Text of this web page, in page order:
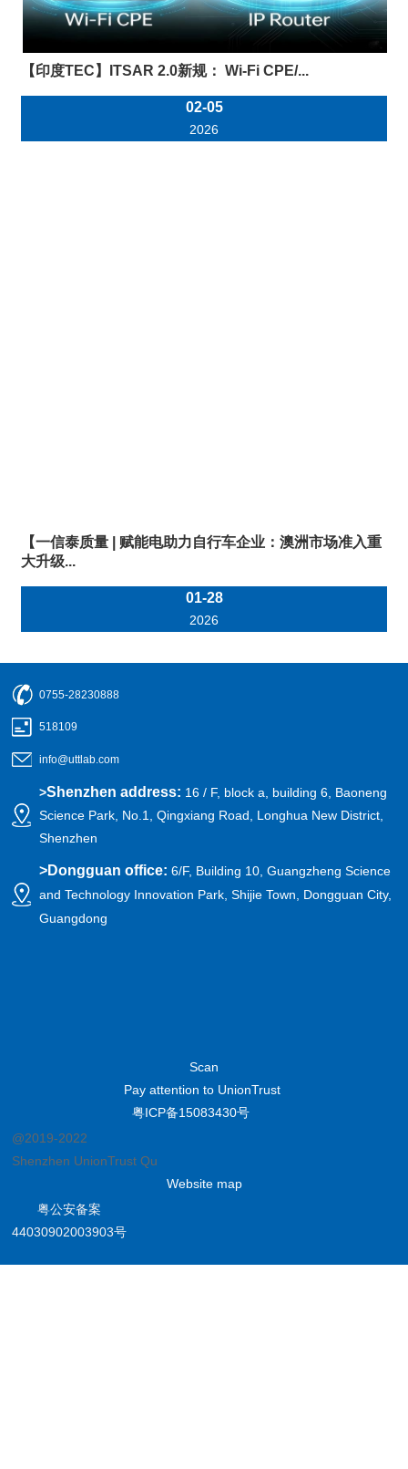
【印度TEC】ITSAR 2.0新规： Wi-Fi CPE/...
02-05
2026
518109
info@uttlab.com
16 / F, block a, building 6, Baoneng
Shenzhen
>Dongguan office:
and Technology Innovation Park, Shijie Town, Dongguan City,
Scan